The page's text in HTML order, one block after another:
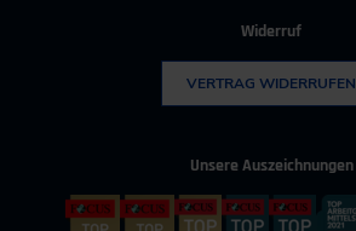
Widerruf
VERTRAG WIDERRUFEN
Unsere Auszeichnungen